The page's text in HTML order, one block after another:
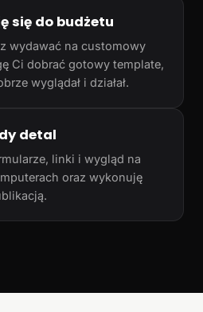
się do budżetu
wydawać na customowy
Ci dobrać gotowy template,
wyglądał i działał.
detal
linki i wygląd na
oraz wykonuję